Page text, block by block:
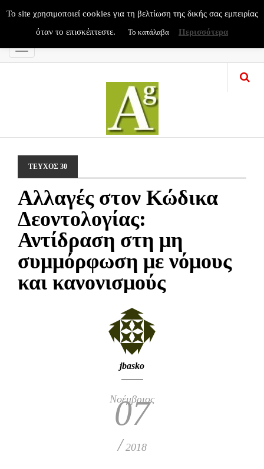
Menu
ΤΕΥΧΟΣ 30
Αλλαγές στον Κώδικα
Δεοντολογίας:
Αντίδραση στη μη
συμμόρφωση με νόμους
και κανονισμούς
jbasko
Νοέμβριος
07
/ 2018
To site χρησιμοποιεί cookies για τη βελτίωση της δικής σας εμπειρίας
όταν το επισκέπτεστε.
Το κατάλαβα Περισσότερα